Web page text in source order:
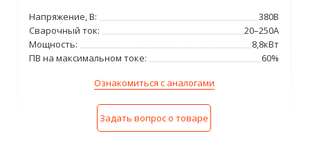
Напряжение, В:
380В
Сварочный ток:
20–250А
Мощность:
8,8кВт
ПВ на максимальном токе:
60%
Ознакомиться с аналогами
Задать вопрос о товаре